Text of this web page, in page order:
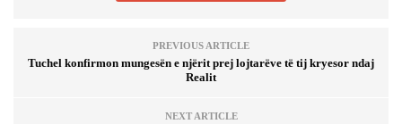
PREVIOUS ARTICLE
Tuchel konfirmon mungesën e njërit prej lojtarëve të tij kryesor ndaj
Realit
NEXT ARTICLE